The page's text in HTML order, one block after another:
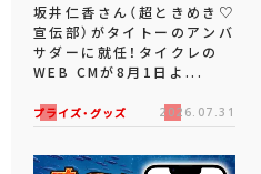
坂井仁香さん（超ときめき♡
宣伝部）がタイトーのアンバ
サダーに就任！タイクレの
WEB CMが8月1日よ...
プライズ・グッズ 2026.07.31